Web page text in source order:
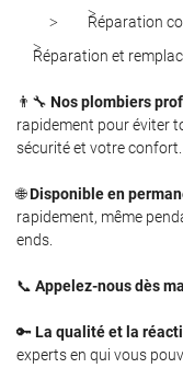
Réparation
Réparation et
👨‍🔧 Nos plombiers
rapidement pour éviter
sécurité et votre confort.
🌐Disponible en
rapidement, même
ends.
📞 Appelez-nous dès
🔑La qualité et la
experts en qui vous